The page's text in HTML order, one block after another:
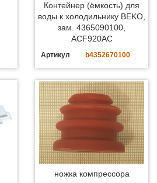
Контейнер (ёмкость) для
воды к холодильнику BEKO,
зам. 4365090100,
ACF920AC
Артикул b4352670100
ножка компрессора